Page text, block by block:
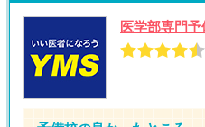
医学部専門